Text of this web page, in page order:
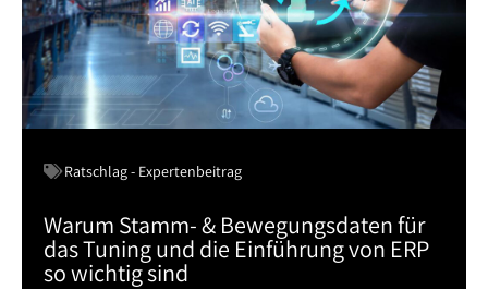
Ratschlag - Expertenbeitrag
Warum Stamm- & Bewegungsdaten für
das Tuning und die Einführung von ERP
so wichtig sind